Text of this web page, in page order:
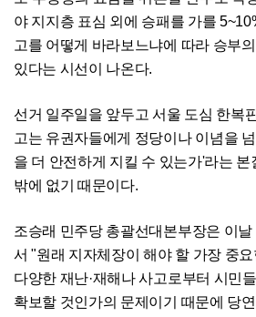
야 지지층 표심 외에 승패를 가를
고를 어떻게 바라보느냐에 따라 승부
있다는 시선이 나온다.
선거 일주일을 앞두고 서울 도심 한복
고는 유권자들에게 정당이나 이념을
을 더 안전하게 지킬 수 있는가'라는
밖에 없기 때문이다.
조승래 민주당 총괄선대본부장은 이날
서 "원래 지자체장이 해야 할 가장 중
다양한 재난·재해나 사고로부터 시민
확보할 것인가의 문제이기 때문에 당